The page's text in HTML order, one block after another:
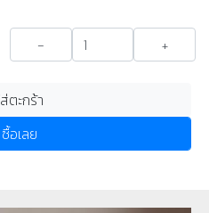
- +
ตะกร้า
ซื้อเลย